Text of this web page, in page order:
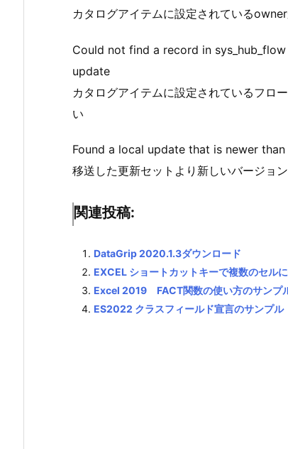
カタログアイテムに設定されている
Could not find a record in
update
カタログアイテムに設定されているフロ
い
Found a local update that is newer
移送した更新セットより新しいバージョ
関連投稿:
DataGrip 2020.1.3ダウンロード
EXCEL ショートカットキーで複数のセル
Excel 2019 FACT関数の使い方のサンプ
ES2022 クラスフィールド宣言のサンプル